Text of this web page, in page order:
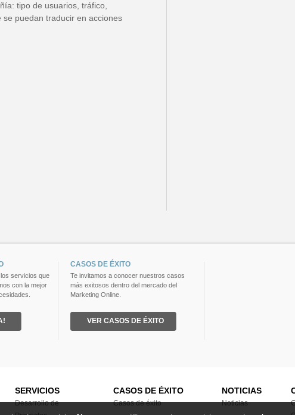
tipo de usuarios, tráfico,
puedan traducir en acciones
servicios que
con la mejor
CASOS DE ÉXITO
Te invitamos a conocer nuestros casos
más exitosos dentro del mercado del
Marketing Online.
VER CASOS DE ÉXITO
NOTICIAS
Noticias
CASOS DE ÉXITO
Casos de éxito
SERVICIOS
Desarrollo de